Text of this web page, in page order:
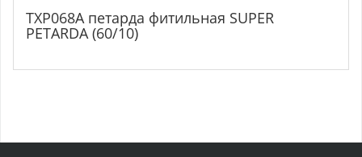
TXP068А петарда фитильная SUPER
PETARDA (60/10)